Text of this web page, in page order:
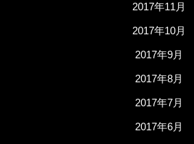
2017年11月
2017年10月
2017年9月
2017年8月
2017年7月
2017年6月